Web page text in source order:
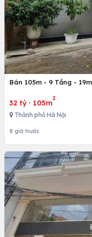
Bán 105m - 9 Tầng -
32 tỷ · 105m
2
Thành phố Hà Nội
8 giờ trước